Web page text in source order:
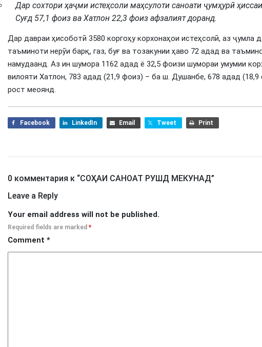
Дар сохтори ҳаҷми истеҳсоли маҳсулоти саноати ҷумҳурӣ
Суғд 57,1 фоиз ва Хатлон 22,3 фоиз афзалият доранд.
Дар давраи ҳисоботӣ 3580 коргоҳу корхонаҳои истеҳсолӣ, аз ҷумла
таъминоти нерӯи барқ, газ, буғ ва тозакунии ҳаво 72 адад ва
намудаанд. Аз ин шумора 1162 адад ё 32,5 фоизи шумораи умумии
вилояти Хатлон, 783 адад (21,9 фоиз) – ба ш. Душанбе, 678 адад
рост меоянд.
Facebook LinkedIn Email Tweet Print
0 комментария к “СОҲАИ САНОАТ РУШД МЕКУНАД”
Leave a Reply
Your email address will not be published.
Required fields are marked *
Comment *